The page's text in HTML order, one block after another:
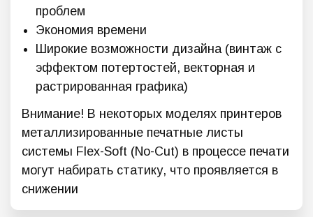
проблем
Экономия времени
Широкие возможности дизайна (винтаж с
эффектом потертостей, векторная и
растрированная графика)
Внимание! В некоторых моделях принтеров
металлизированные печатные листы
системы Flex-Soft (No-Cut) в процессе печати
могут набирать статику, что проявляется в
снижении